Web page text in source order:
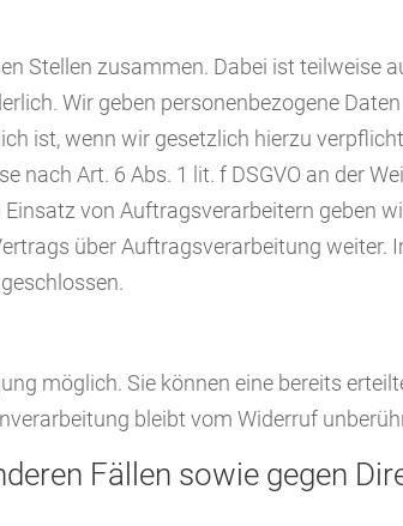
Stellen zusammen. Dabei ist teilweise
Wir geben personenbezogene
ist, wenn wir gesetzlich hierzu
nach Art. 6 Abs. 1 lit. f DSGVO an der
von Auftragsverarbeitern geben
über Auftragsverarbeitung weiter.
möglich. Sie können eine bereits
bleibt vom Widerruf
Fällen sowie gegen